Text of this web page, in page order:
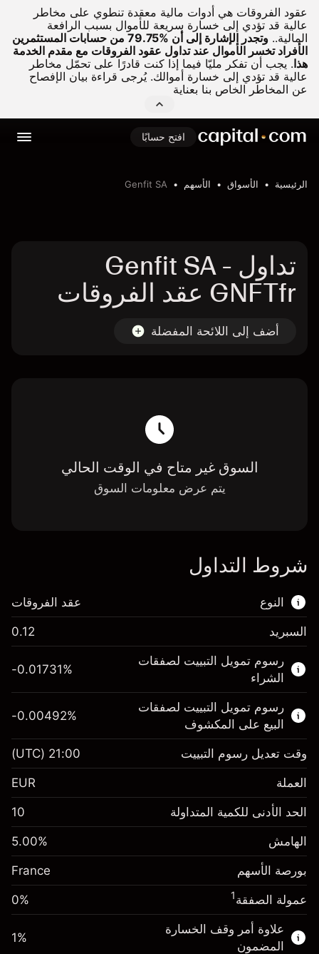
عقود الفروقات هي أدوات مالية معقدة تنطوي على مخاطر
عالية قد تؤدي إلى خسارة سريعة للأموال بسبب الرافعة
المالية..
وتجدر الإشارة إلى أن %79.75 من حسابات المستثمرين
الأفراد تخسر الأموال عند تداول عقود الفروقات مع مقدم الخدمة
هذا. يجب أن تفكر مليّا فيما إذا كنت قادرًا على تحمّل مخاطر
عالية قد تؤدي إلى خسارة أموالك. يُرجى قراءة بيان الإفصاح
عن المخاطر الخاص بنا بعناية
افتح حسابًا
الرئيسية الأسواق الأسهم Genfit SA
تداول Genfit SA -
GNFTfr عقد الفروقات
أضف إلى اللائحة المفضلة
السوق غير متاح في الوقت الحالي
يتم عرض معلومات السوق
شروط التداول
النوع
هذا السوق المالي متاح للتداول من خلال عقود
الفروقات.
اعرف المزيد عن:
عقود الفروقات
عقد الفروقات
السبريد 0.12
رسوم تمويل التبييت لصفقات
الشراء
€1,000.00
رسوم التبييت
الرسوم من قيمة الصفقة الكاملة
%
(-€3.46)
حجم الصفقة بالرافعة المالية ~€20,000.00
الأموال من الرافعة المالية ~ دولار
انتقل إلى المنصة
-0.01731%
رسوم تمويل التبييت لصفقات
البيع على المكشوف
الهامش. استثمارك €1,000.00
رسوم التبييت
الرسوم من قيمة الصفقة الكاملة
-0.004915
%
(-€0.98)
حجم الصفقة بالرافعة المالية ~
الأموال من الرافعة المالية ~ دولار
-0.00492%
وقت تعديل رسوم التبييت 21:00
(UTC)
العملة EUR
الحد الأدنى للكمية المتداولة 10
الهامش 5.00%
بورصة الأسهم France
عمولة الصفقة1
0%
علاوة أمر وقف الخسارة
المضمون
1%